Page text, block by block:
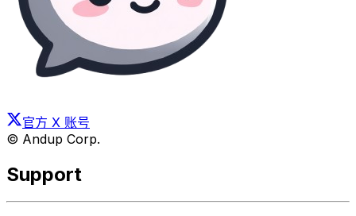
官方 X 账号
© Andup Corp.
Support